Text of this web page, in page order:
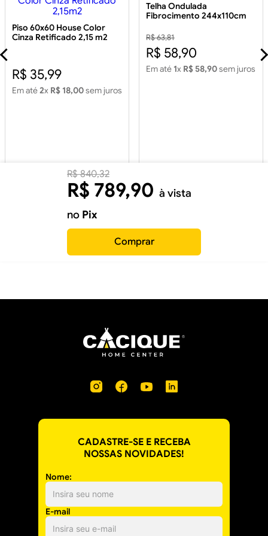
Piso 60x60 House Color
Cinza Retificado 2,15 m2
R$ 35,99
Em até2x R$ 18,00sem juros
Telha Ondulada
Fibrocimento 244x110cm
R$ 63,81
R$ 58,90
Em até 1x R$ 58,90sem juros
R$ 840,32
R$ 789,90 à vista
no Pix
Comprar
CADASTRE-SE E RECEBA
NOSSAS NOVIDADES!
Nome:
E-mail